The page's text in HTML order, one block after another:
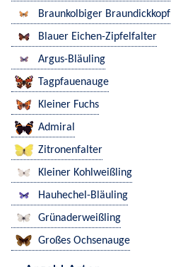
Braunkolbiger Braundickkopf
Blauer Eichen-Zipfelfalter
Argus-Bläuling
Tagpfauenauge
Kleiner Fuchs
Admiral
Zitronenfalter
Kleiner Kohlweißling
Hauhechel-Bläuling
Grünaderweißling
Großes Ochsenauge